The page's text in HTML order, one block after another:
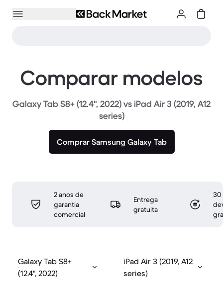
Comparar modelos
Galaxy Tab S8+ (12.4", 2022) vs iPad Air 3 (2019, A12
series)
Comprar Samsung Galaxy Tab
2 anos de
garantia
comercial
Entrega
gratuita
30
Galaxy Tab S8+
(12.4", 2022)
iPad Air 3 (2019, A12
series)